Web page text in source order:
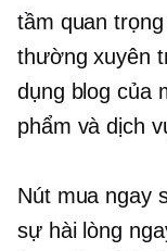
tầm quan
thường xuyên
dụng blog của
phẩm và dịch
Nút mua ngay
sự hài lòng